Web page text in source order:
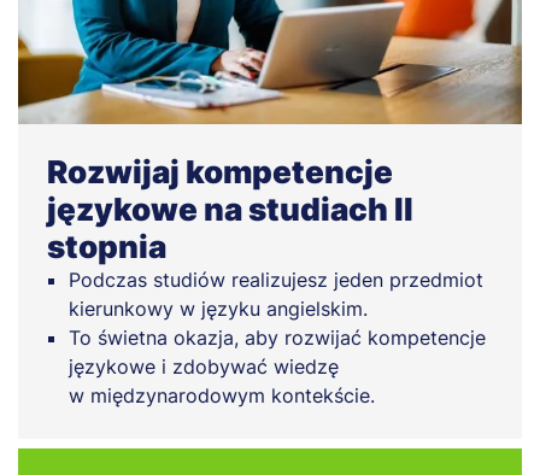
Rozwijaj kompetencje
językowe na studiach II
stopnia
Podczas studiów realizujesz jeden przedmiot
kierunkowy w języku angielskim.
To świetna okazja, aby rozwijać kompetencje
językowe i zdobywać wiedzę
w międzynarodowym kontekście.